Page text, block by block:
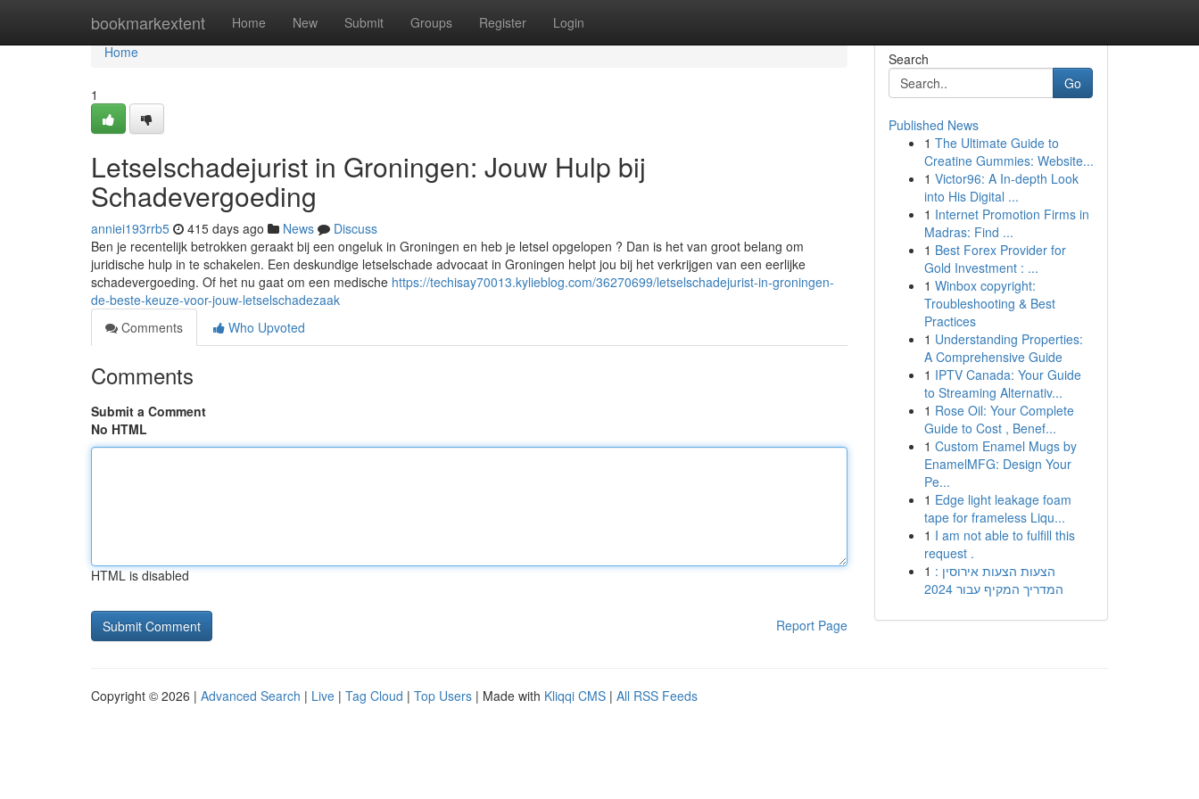
bookmarkextent Home New Submit Groups Register Login
Home
Home
1
Letselschadejurist in Groningen: Jouw Hulp bij
Schadevergoeding
anniei193rrb5 415 days ago News
Discuss
Ben je recentelijk betrokken geraakt bij een ongeluk in Groningen en heb je letsel opgelopen ? Dan is het van groot belang om
juridische hulp in te schakelen. Een deskundige letselschade advocaat in Groningen helpt jou bij het verkrijgen van een eerlijke
schadevergoeding. Of het nu gaat om een medische https://techisay70013.kylieblog.com/36270699/letselschadejurist-in-groningen-
de-beste-keuze-voor-jouw-letselschadezaak
Comments
Who Upvoted
Comments
Submit a Comment
No HTML
HTML is disabled
Report Page
Search
Go
Published News
1 The Ultimate Guide to
Creatine Gummies: Website...
1 Victor96: A In-depth Look
into His Digital ...
1 Internet Promotion Firms in
Madras: Find ...
1 Best Forex Provider for
Gold Investment : ...
1 Winbox copyright:
Troubleshooting & Best
Practices
1 Understanding Properties:
A Comprehensive Guide
1 IPTV Canada: Your Guide
to Streaming Alternativ...
1 Rose Oil: Your Complete
Guide to Cost , Benef...
1 Custom Enamel Mugs by
EnamelMFG: Design Your
Pe...
1 Edge light leakage foam
tape for frameless Liqu...
1 I am not able to fulfill this
request .
1 הצעות הצעות אירוסין :
המדריך המקיף עבור 2024
Copyright © 2026 | Advanced Search | Live | Tag Cloud | Top Users | Made with Kliqqi CMS | All RSS Feeds